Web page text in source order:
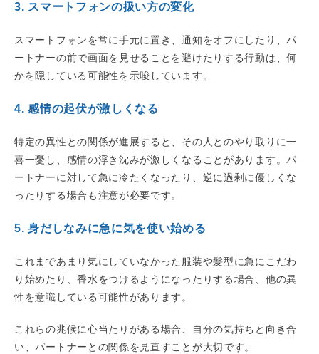
3. スマートフォンの扱い方の変化
スマートフォンを常に手元に置き、通知をオフにしたり、パ
ートナーの前で画面を見せることを避けたりする行動は、何
かを隠している可能性を示唆しています。
4. 感情の起伏が激しくなる
特定の異性との関係が進展すると、その人とのやり取りに一
喜一憂し、感情の浮き沈みが激しくなることがあります。パ
ートナーに対して急に冷たくなったり、逆に過剰に優しくな
ったりする場合も注意が必要です。
5. 身だしなみに急に気を使い始める
これまであまり気にしていなかった服装や髪型に急にこだわ
り始めたり、香水をつけるようになったりする場合、他の異
性を意識している可能性があります。
これらの兆候に心当たりがある場合、自分の気持ちと向き合
い、パートナーとの関係を見直すことが大切です。